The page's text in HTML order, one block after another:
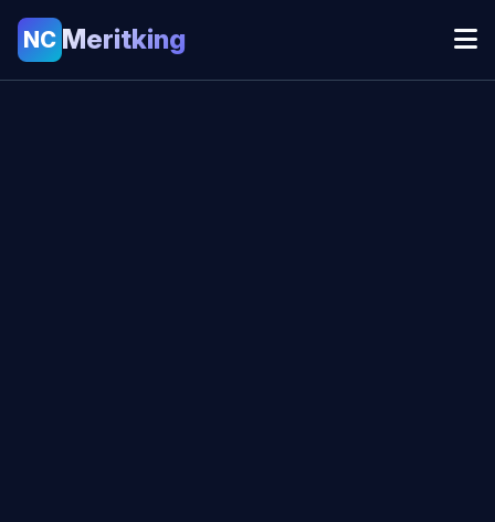
NC Meritking